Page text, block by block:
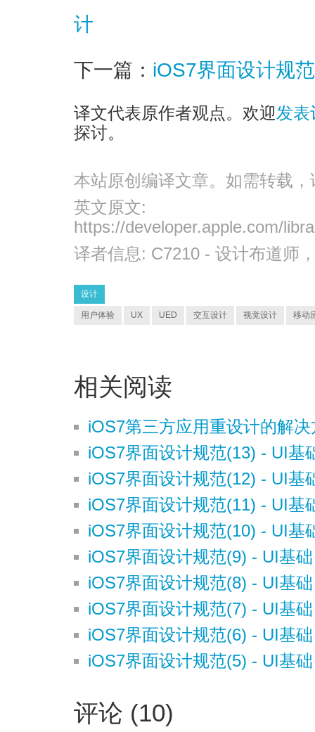
计
下一篇： iOS7界面设计规
译文代表原作者观点。欢迎发表
探讨。
本站原创编译文章。如需转载
英文原文:
https://developer.apple.com/
译者信息: C7210 - 设计布道师
设计
用户体验 UX UED 交互设计 视觉设计 移动
相关阅读
iOS7第三方应用重设计的解
iOS7界面设计规范(13) - UI基
iOS7界面设计规范(12) - UI基
iOS7界面设计规范(11) - UI基
iOS7界面设计规范(10) - UI基
iOS7界面设计规范(9) - UI基
iOS7界面设计规范(8) - UI基
iOS7界面设计规范(7) - UI基
iOS7界面设计规范(6) - UI基
iOS7界面设计规范(5) - UI基
评论 (10)